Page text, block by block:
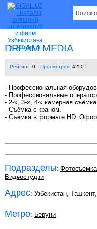
DREAM MEDIA
Рейтинг: 0 Просмотров: 4250
- Профессиональная
- Профессиональные
- 2-х, 3-х, 4-х камерная съёмка.
- Съёмка с краном.
- Съёмка в формате HD.
Подразделы: Фотосъемка
Видеостудии
Адрес: Узбекистан, Ташкент,
Метро: Беруни